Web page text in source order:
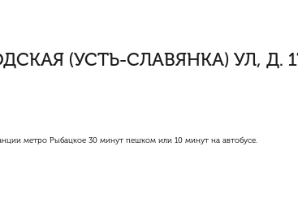
(УСТЬ-СЛАВЯНКА) УЛ, Д.
метро Рыбацкое 30 минут пешком или 10 минут на автобусе.